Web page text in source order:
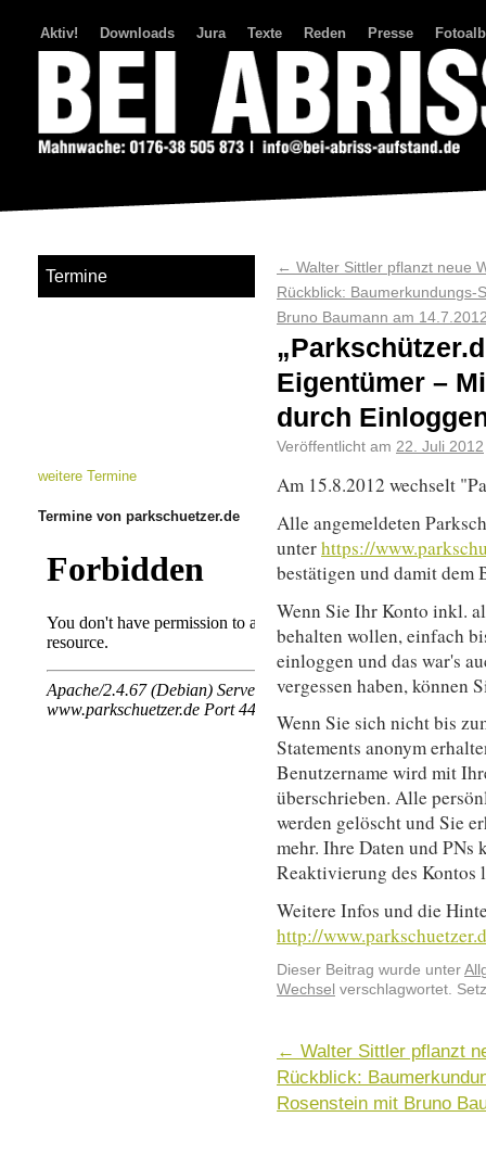
Aktiv! Downloads Jura Texte Reden Presse
← Walter Sittler pflanzt neue
Rückblick:
Bruno Baumann am
Eigentümer –
durch
Veröffentlicht am 22. Juli 2012
Am 15.8.2012 wechselt
Alle angemeldeten
unterhttps://
bestätigen und damit dem
Wenn Sie Ihr Konto inkl.
behalten wollen, einfach
einloggen und das war's
vergessen haben, können
Wenn Sie sich nicht bis
Statements anonym
Benutzername wird mit
überschrieben. Alle
werden gelöscht und Sie
mehr. Ihre Daten und PNs
Reaktivierung des Kontos
Weitere Infos und die
http://
Dieser Beitrag wurde unter
Wechsel verschlagwortet.
← Walter Sittler pflanzt
Rückblick:
Rosenstein mit Bruno
Termine
weitere Termine
Termine von parkschuetzer.de